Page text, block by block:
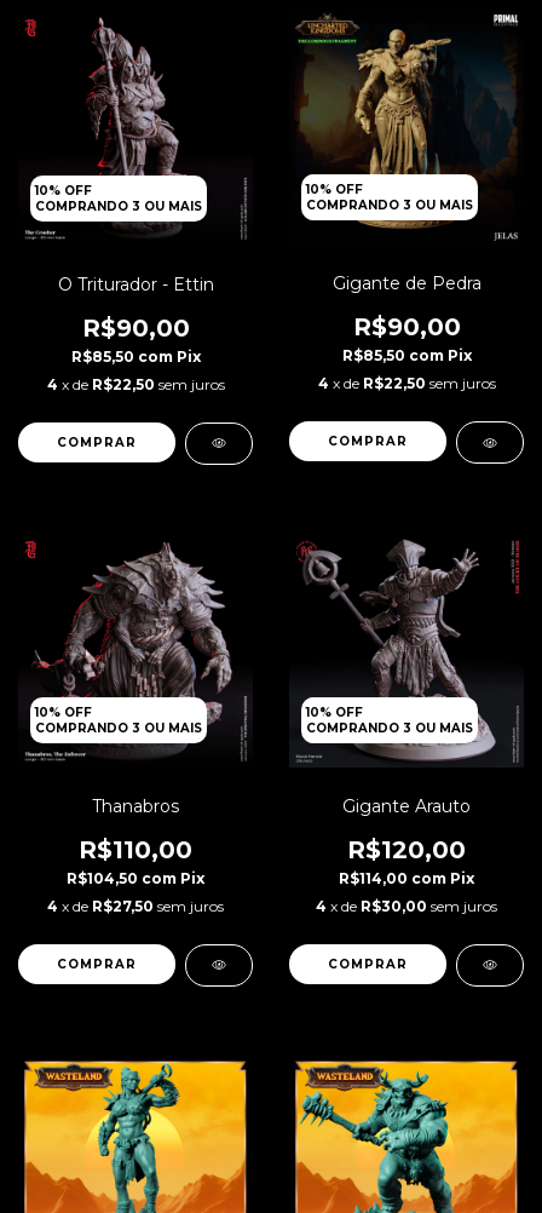
10% OFF
COMPRANDO 3 OU MAIS
O Triturador - Ettin
R$90,00
R$85,50 com Pix
4 x de R$22,50 sem juros
10% OFF
COMPRANDO 3 OU MAIS
Gigante de Pedra
R$90,00
R$85,50 com Pix
4 x de R$22,50 sem juros
10% OFF
COMPRANDO 3 OU MAIS
Thanabros
R$110,00
R$104,50 com Pix
4 x de R$27,50 sem juros
10% OFF
COMPRANDO 3 OU MAIS
Gigante Arauto
R$120,00
R$114,00 com Pix
4 x de R$30,00 sem juros